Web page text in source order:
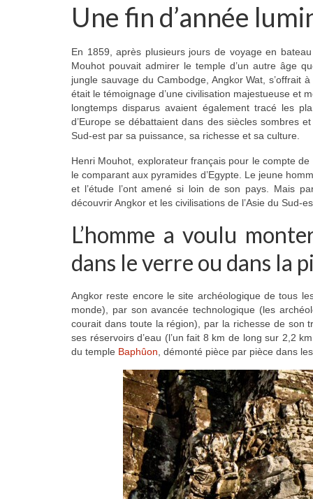
Une fin d’année
En 1859, après plusieurs jours de voyage en
Mouhot pouvait admirer le temple d’un autre âge
jungle sauvage du Cambodge, Angkor Wat,
était le témoignage d’une civilisation majestueuse et
longtemps disparus avaient également tracé les
d’Europe se débattaient dans des siècles sombres
Sud-est par sa puissance, sa richesse et sa culture.
Henri Mouhot, explorateur français pour le compte
le comparant aux pyramides d’Egypte. Le jeune
et l’étude l’ont amené si loin de son pays. Mais
découvrir Angkor et les civilisations de l’Asie du Sud-
L’homme a voulu
dans le verre ou dans la
Angkor reste encore le site archéologique de tous
monde), par son avancée technologique (les
courait dans toute la région), par la richesse de son
ses réservoirs d’eau (l’un fait 8 km de long sur 2,2
du temple Baphûon , démonté pièce par pièce dans